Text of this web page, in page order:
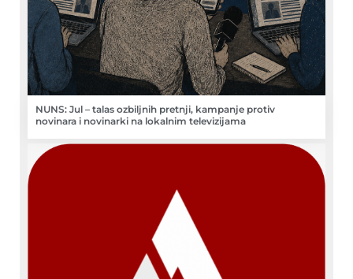
NUNS: Jul – talas ozbiljnih pretnji, kampanje protiv
novinara i novinarki na lokalnim televizijama